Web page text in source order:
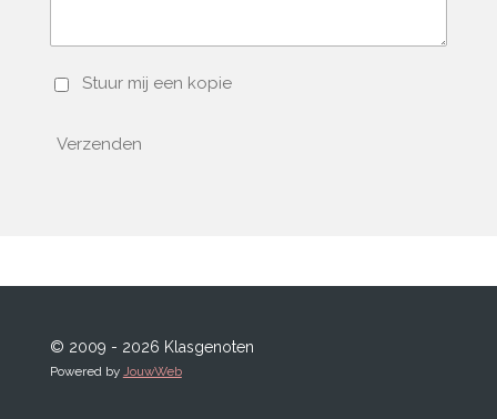
Stuur mij een kopie
Verzenden
© 2009 - 2026 Klasgenoten
Powered by JouwWeb